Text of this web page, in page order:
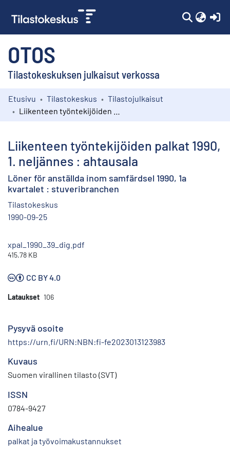
OTOS
Tilastokeskuksen julkaisut verkossa
Kokoelmat
Etusivu Tilastokeskus
Tilastojulkaisut
Liikenteen työntekijöiden palkat 1990,
1. neljännes : ahtausala
Löner för anställda inom samfärdsel 1990, 1a
kvartalet : stuveribranchen
Tilastokeskus
1990-09-25
xpal_1990_39_dig.pdf
415.78 KB
CC BY 4.0
Lataukset 106
Pysyvä osoite
https://urn.fi/URN:NBN:fi-fe2023013123983
Kuvaus
Suomen virallinen tilasto (SVT)
ISSN
0784-9427
Aihealue
palkat ja työvoimakustannukset